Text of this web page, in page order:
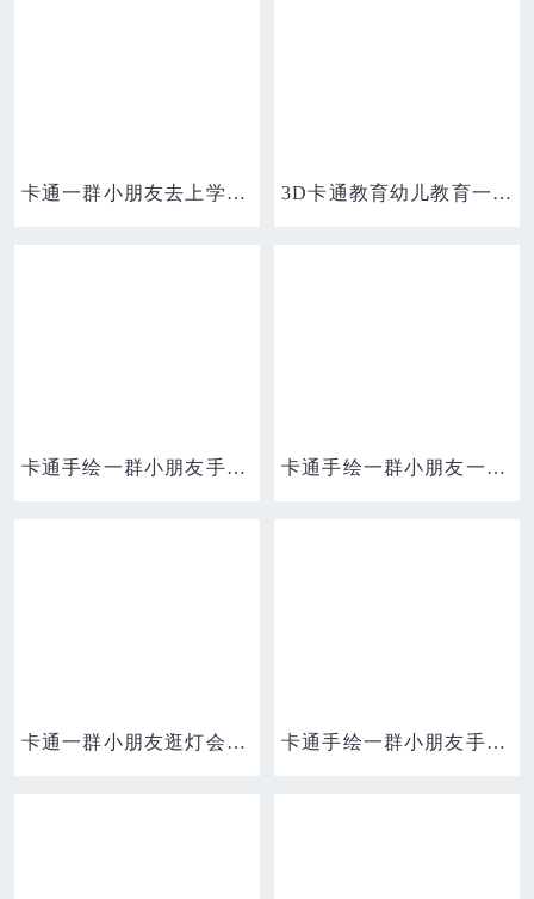
卡通一群小朋友去上学素材 3D卡通教育幼儿教育一群小朋友围坐一起在看书免抠元素
卡通手绘一群小朋友手拉手并排站着免抠元素 卡通手绘一群小朋友一起上学场景素材
卡通一群小朋友逛灯会免抠元素 卡通手绘一群小朋友手拉手并排站着免抠元素